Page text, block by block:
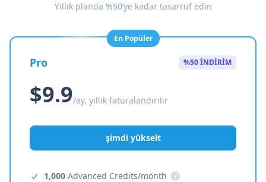
Yıllık planda %50’ye kadar tasarruf edin
En Popüler
Pro %50 İNDİRİM
$9.9/ay, yıllık faturalandırılır
şimdi yükselt
1,000 Advanced Credits/month
i